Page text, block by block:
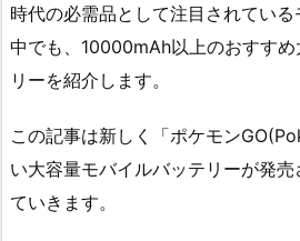
時代の必需品として注目されてい
中でも、10000mAh以上のおすす
リーを紹介します。
この記事は新しく「ポケモン
い大容量モバイルバッテリーが発
ていきます。